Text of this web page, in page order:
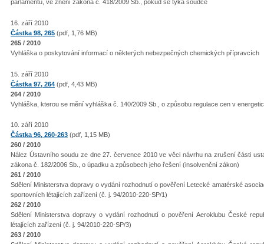
parlamentu, ve znění zákona č. 418/2009 Sb., pokud se týká soudce
16. září 2010
Částka 98, 265 (pdf, 1,76 MB)
265 / 2010
Vyhláška o poskytování informací o některých nebezpečných chemických přípravcích
15. září 2010
Částka 97, 264 (pdf, 4,43 MB)
264 / 2010
Vyhláška, kterou se mění vyhláška č. 140/2009 Sb., o způsobu regulace cen v
10. září 2010
Částka 96, 260-263 (pdf, 1,15 MB)
260 / 2010
Nález Ústavního soudu ze dne 27. července 2010 ve věci návrhu na zrušení části
zákona č. 182/2006 Sb., o úpadku a způsobech jeho řešení (insolvenční zákon)
261 / 2010
Sdělení Ministerstva dopravy o vydání rozhodnutí o pověření Letecké amatérské
sportovních létajících zařízení (č. j. 94/2010-220-SP/1)
262 / 2010
Sdělení Ministerstva dopravy o vydání rozhodnutí o pověření Aeroklubu České
létajících zařízení (č. j. 94/2010-220-SP/3)
263 / 2010